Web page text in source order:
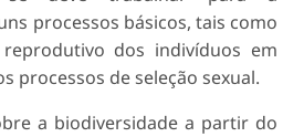
processos básicos, tais como
dos indivíduos em
processos de seleção sexual.
a biodiversidade a partir do